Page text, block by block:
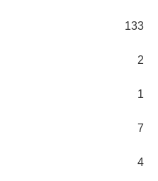
133
2
1
7
4